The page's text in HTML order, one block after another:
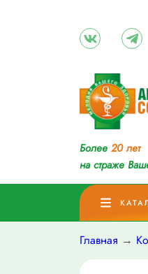
Более 20 лет
на страже
Главная →